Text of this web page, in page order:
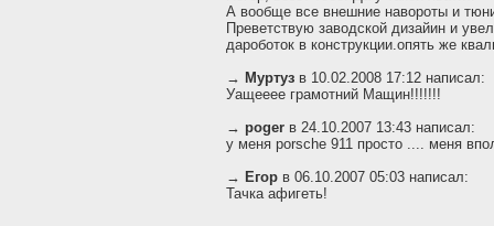
А вообще все внешние навороты и
Преветствую заводской дизайин и
дароботок в конструкции.опять же
→ Муртуз в 10.02.2008 17:12 написал:
Уащееее грамотний Мащин!!!!!!!
→ poger в 24.10.2007 13:43 написал:
у меня porsche 911 просто .... меня
→ Егор в 06.10.2007 05:03 написал:
Тачка афигеть!